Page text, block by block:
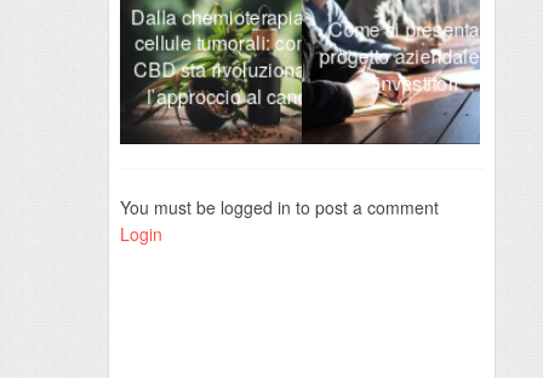
del
tutti i vantaggi per
delle automobili
Dalla chemioterapia alle
cellule tumorali: come il
CBD sta rivoluzionando
l’approccio al cancro
Come si presenta un
progetto aziendale agli
investitori
You must be logged in to post a comment
Login